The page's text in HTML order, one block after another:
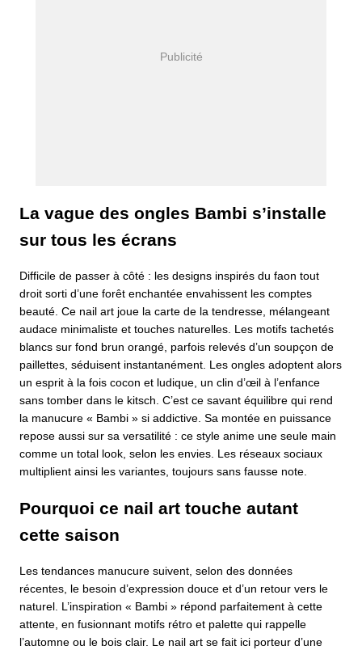
La vague des ongles Bambi s’installe
sur tous les écrans
Difficile de passer à côté : les designs inspirés du faon tout
droit sorti d’une forêt enchantée envahissent les comptes
beauté. Ce nail art joue la carte de la tendresse, mélangeant
audace minimaliste et touches naturelles. Les motifs tachetés
blancs sur fond brun orangé, parfois relevés d’un soupçon de
paillettes, séduisent instantanément. Les ongles adoptent alors
un esprit à la fois cocon et ludique, un clin d’œil à l’enfance
sans tomber dans le kitsch. C’est ce savant équilibre qui rend
la manucure « Bambi » si addictive. Sa montée en puissance
repose aussi sur sa versatilité : ce style anime une seule main
comme un total look, selon les envies. Les réseaux sociaux
multiplient ainsi les variantes, toujours sans fausse note.
Pourquoi ce nail art touche autant
cette saison
Les tendances manucure suivent, selon des données
récentes, le besoin d’expression douce et d’un retour vers le
naturel. L’inspiration « Bambi » répond parfaitement à cette
attente, en fusionnant motifs rétro et palette qui rappelle
l’automne ou le bois clair. Le nail art se fait ici porteur d’une